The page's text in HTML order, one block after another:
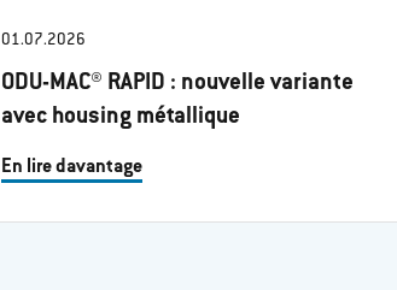
01.07.2026
ODU-MAC® RAPID : nouvelle variante
avec housing métallique
En lire davantage